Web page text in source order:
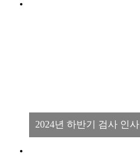
2024년 하반기 검사 인사